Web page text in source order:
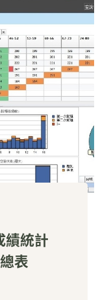
績統計
表